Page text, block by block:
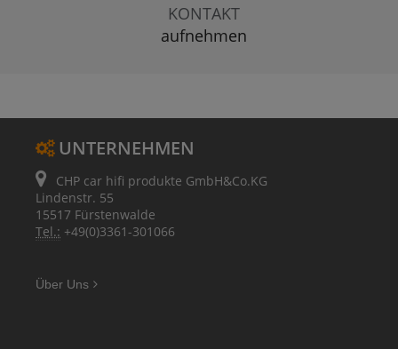
KONTAKT
aufnehmen
UNTERNEHMEN
CHP car hifi produkte GmbH&Co.KG
Lindenstr. 55
15517 Fürstenwalde
Tel.: +49(0)3361-301066
Über Uns